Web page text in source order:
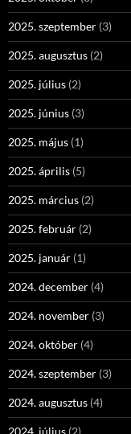
2025. szeptember (3)
2025. augusztus (2)
2025. július (2)
2025. június (3)
2025. május (1)
2025. április (5)
2025. március (2)
2025. február (2)
2025. január (1)
2024. december (4)
2024. november (3)
2024. október (4)
2024. szeptember (3)
2024. augusztus (4)
2024. július (2)